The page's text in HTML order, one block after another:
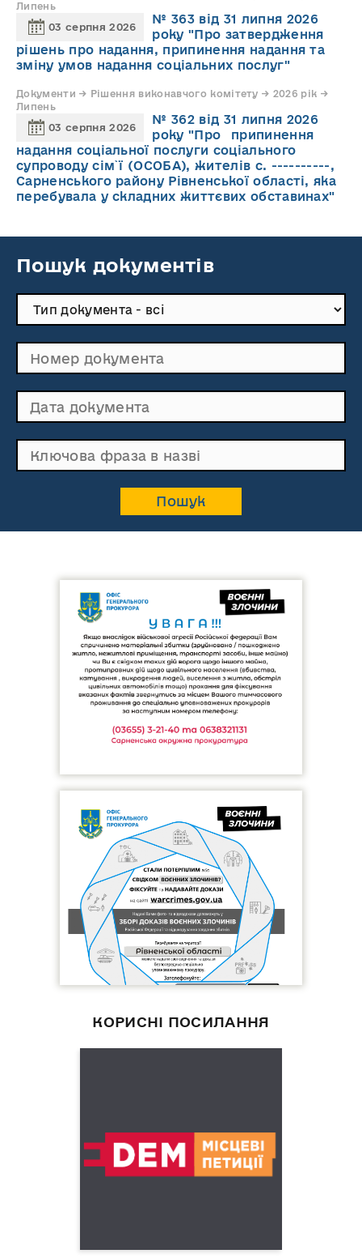
Липень
03 серпня 2026
№ 363 від 31 липня 2026
року "Про затвердження
рішень про надання, припинення надання та
зміну умов надання соціальних послуг"
Документи → Рішення виконавчого комітету → 2026 рік →
Липень
03 серпня 2026
№ 362 від 31 липня 2026
року "Про припинення
надання соціальної послуги соціального
супроводу cім`ї (ОСОБА), жителів с. ----------,
Сарненського району Рівненської області, яка
перебувала у складних життєвих обставинах"
Пошук документів
КОРИСНІ ПОСИЛАННЯ